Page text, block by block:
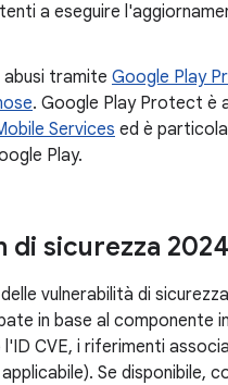
a eseguire
abusi tramite Google Play
. Google Play Protect è
Services ed è
Play.
sicurezza
vulnerabilità di
in base al componente
CVE, i riferimenti
Se disponibile,